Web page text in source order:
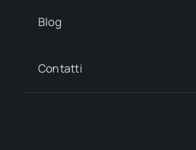
148ª Sagra Di Fregona